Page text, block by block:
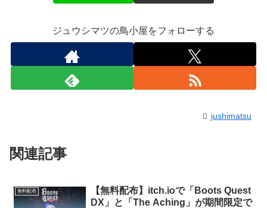
ジュウシマツの鳥小屋をフォローする
jushimatsu
関連記事
無料配布
【無料配布】itch.ioで「Boots Quest
DX」と「The Aching」が期間限定で